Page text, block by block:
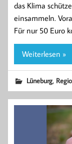
das Klima
einsammeln.
Für nur 50 Euro
Weiterlesen »
Lüneburg,